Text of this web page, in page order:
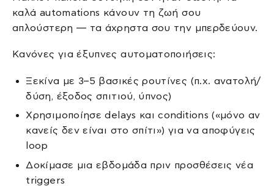
καλά automations κάνουν τη ζωή σου
απλούστερη — τα άχρηστα σου την μπερδεύουν.
Κανόνες για έξυπνες αυτοματοποιήσεις:
Ξεκίνα με 3–5 βασικές ρουτίνες (π.χ. ανατολή/
δύση, έξοδος σπιτιού, ύπνος)
Χρησιμοποίησε delays και conditions («μόνο αν
κανείς δεν είναι στο σπίτι») για να αποφύγεις
loop
Δοκίμασε μια εβδομάδα πριν προσθέσεις νέα
triggers